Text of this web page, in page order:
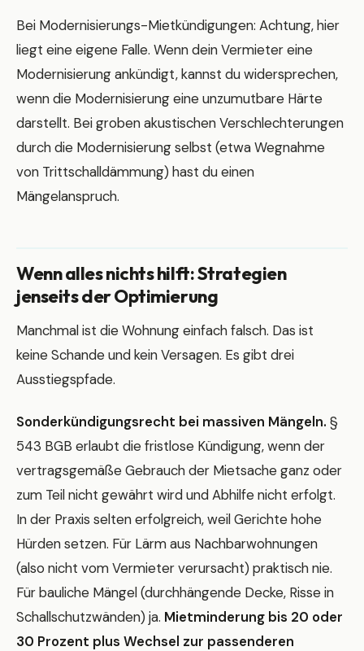
Bei Modernisierungs-Mietkündigungen: Achtung, hier
liegt eine eigene Falle. Wenn dein Vermieter eine
Modernisierung ankündigt, kannst du widersprechen,
wenn die Modernisierung eine unzumutbare Härte
darstellt. Bei groben akustischen Verschlechterungen
durch die Modernisierung selbst (etwa Wegnahme
von Trittschalldämmung) hast du einen
Mängelanspruch.
Wenn alles nichts hilft: Strategien
jenseits der Optimierung
Manchmal ist die Wohnung einfach falsch. Das ist
keine Schande und kein Versagen. Es gibt drei
Ausstiegspfade.
Sonderkündigungsrecht bei massiven Mängeln. §
543 BGB erlaubt die fristlose Kündigung, wenn der
vertragsgemäße Gebrauch der Mietsache ganz oder
zum Teil nicht gewährt wird und Abhilfe nicht erfolgt.
In der Praxis selten erfolgreich, weil Gerichte hohe
Hürden setzen. Für Lärm aus Nachbarwohnungen
(also nicht vom Vermieter verursacht) praktisch nie.
Für bauliche Mängel (durchhängende Decke, Risse in
Schallschutzwänden) ja. Mietminderung bis 20 oder
30 Prozent plus Wechsel zur passenderen